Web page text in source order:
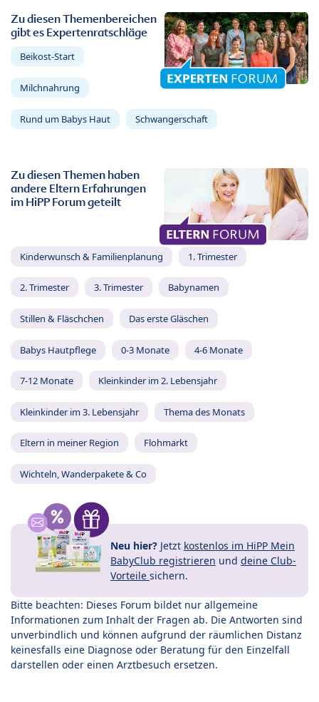
Zu diesen Themenbereichen
gibt es Expertenratschläge
Beikost-Start
Milchnahrung
Rund um Babys Haut Schwangerschaft
Zu diesen Themen haben
andere Eltern Erfahrungen
im HiPP Forum geteilt
Kinderwunsch & Familienplanung 1. Trimester
2. Trimester 3. Trimester Babynamen
Stillen & Fläschchen Das erste Gläschen
Babys Hautpflege 0-3 Monate 4-6 Monate
7-12 Monate Kleinkinder im 2. Lebensjahr
Kleinkinder im 3. Lebensjahr Thema des Monats
Eltern in meiner Region Flohmarkt
Wichteln, Wanderpakete & Co
Neu hier? Jetzt kostenlos im HiPP Mein
BabyClub registrieren und deine Club-
Vorteile sichern.
Bitte beachten: Dieses Forum bildet nur allgemeine
Informationen zum Inhalt der Fragen ab. Die Antworten sind
unverbindlich und können aufgrund der räumlichen Distanz
keinesfalls eine Diagnose oder Beratung für den Einzelfall
darstellen oder einen Arztbesuch ersetzen.